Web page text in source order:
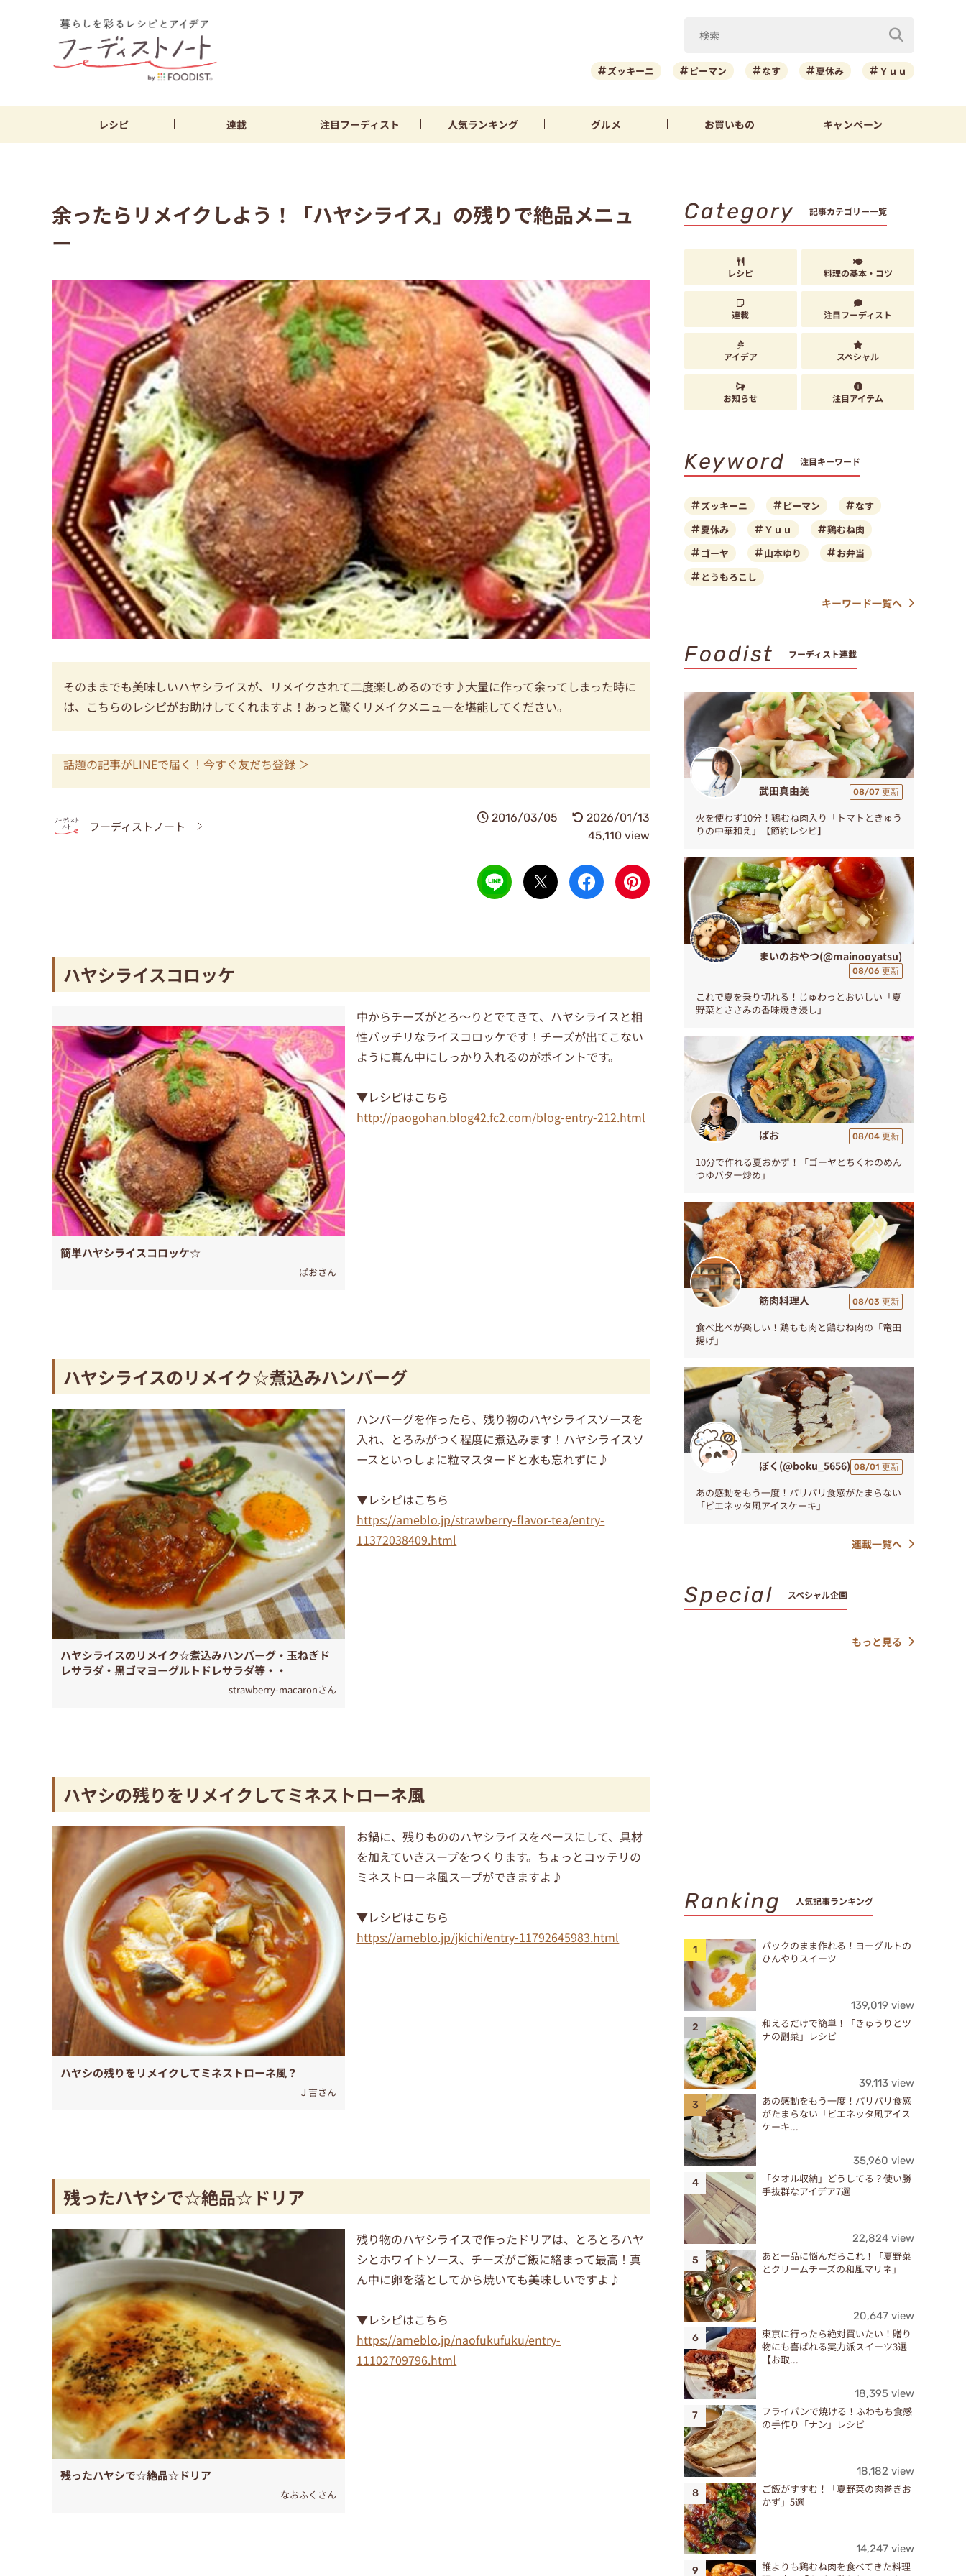
ズッキーニ ピーマン なす 夏休み Ｙｕｕ
レシピ 連載 注目フーディスト 人気ランキング グルメ お買いもの キャンペーン
余ったらリメイクしよう！「ハヤシライス」の残りで絶品メニュ
ー
そのままでも美味しいハヤシライスが、リメイクされて二度楽しめるのです♪大量に作って余ってしまった時に
は、こちらのレシピがお助けしてくれますよ！あっと驚くリメイクメニューを堪能してください。
話題の記事がLINEで届く！今すぐ友だち登録 ＞
フーディストノート
2016/03/05
2026/01/13
45,110 view
ハヤシライスコロッケ
簡単ハヤシライスコロッケ☆
ぱおさん
中からチーズがとろ～りとでてきて、ハヤシライスと相
性バッチリなライスコロッケです！チーズが出てこない
ように真ん中にしっかり入れるのがポイントです。
▼レシピはこちら
http://paogohan.blog42.fc2.com/blog-entry-212.html
ハヤシライスのリメイク☆煮込みハンバーグ
ハヤシライスのリメイク☆煮込みハンバーグ・玉ねぎド
レサラダ・黒ゴマヨーグルトドレサラダ等・・
strawberry-macaronさん
ハンバーグを作ったら、残り物のハヤシライスソースを
入れ、とろみがつく程度に煮込みます！ハヤシライスソ
ースといっしょに粒マスタードと水も忘れずに♪
▼レシピはこちら
https://ameblo.jp/strawberry-flavor-tea/entry-
11372038409.html
ハヤシの残りをリメイクしてミネストローネ風
ハヤシの残りをリメイクしてミネストローネ風？
Ｊ吉さん
お鍋に、残りもののハヤシライスをベースにして、具材
を加えていきスープをつくります。ちょっとコッテリの
ミネストローネ風スープができますよ♪
▼レシピはこちら
https://ameblo.jp/jkichi/entry-11792645983.html
残ったハヤシで☆絶品☆ドリア
残ったハヤシで☆絶品☆ドリア
なおふくさん
残り物のハヤシライスで作ったドリアは、とろとろハヤ
シとホワイトソース、チーズがご飯に絡まって最高！真
ん中に卵を落としてから焼いても美味しいですよ♪
▼レシピはこちら
https://ameblo.jp/naofukufuku/entry-
11102709796.html
Category 記事カテゴリー一覧
レシピ 料理の基本・コツ
連載 注目フーディスト
アイデア スペシャル
お知らせ 注目アイテム
Keyword 注目キーワード
ズッキーニ ピーマン
なす
夏休み
Ｙｕｕ
鶏むね肉
ゴーヤ
山本ゆり
お弁当
とうもろこし
キーワード一覧へ
Foodist フーディスト連載
武田真由美 08/07 更新
火を使わず10分！鶏むね肉入り「トマトときゅう
りの中華和え」【節約レシピ】
まいのおやつ(@mainooyatsu)
08/06 更新
これで夏を乗り切れる！じゅわっとおいしい「夏
野菜とささみの香味焼き浸し」
ぱお 08/04 更新
10分で作れる夏おかず！「ゴーヤとちくわのめん
つゆバター炒め」
筋肉料理人 08/03 更新
食べ比べが楽しい！鶏もも肉と鶏むね肉の「竜田
揚げ」
ぼく(@boku_5656) 08/01 更新
あの感動をもう一度！パリパリ食感がたまらない
「ビエネッタ風アイスケーキ」
連載一覧へ
Special スペシャル企画
もっと見る
Ranking 人気記事ランキング
パックのまま作れる！ヨーグルトの
ひんやりスイーツ
139,019 view
和えるだけで簡単！「きゅうりとツ
ナの副菜」レシピ
39,113 view
あの感動をもう一度！パリパリ食感
がたまらない「ビエネッタ風アイス
ケーキ...
35,960 view
「タオル収納」どうしてる？使い勝
手抜群なアイデア7選
22,824 view
あと一品に悩んだらこれ！「夏野菜
とクリームチーズの和風マリネ」
20,647 view
東京に行ったら絶対買いたい！贈り
物にも喜ばれる実力派スイーツ3選
【お取...
18,395 view
フライパンで焼ける！ふわもち食感
の手作り「ナン」レシピ
18,182 view
ご飯がすすむ！「夏野菜の肉巻きお
かず」5選
14,247 view
誰よりも鶏むね肉を食べてきた料理